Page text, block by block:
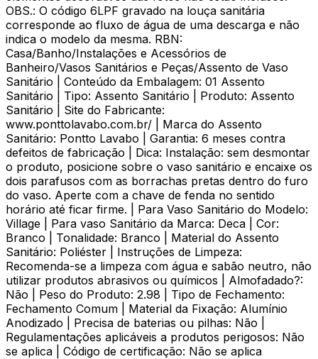
OBS.: O código 6LPF gravado na louça sanitária
corresponde ao fluxo de água de uma descarga e não
indica o modelo da mesma. RBN:
Casa/Banho/Instalações e Acessórios de
Banheiro/Vasos Sanitários e Peças/Assento de Vaso
Sanitário | Conteúdo da Embalagem: 01 Assento
Sanitário | Tipo: Assento Sanitário | Produto: Assento
Sanitário | Site do Fabricante:
www.ponttolavabo.com.br/ | Marca do Assento
Sanitário: Pontto Lavabo | Garantia: 6 meses contra
defeitos de fabricação | Dica: Instalação: sem desmontar
o produto, posicione sobre o vaso sanitário e encaixe os
dois parafusos com as borrachas pretas dentro do furo
do vaso. Aperte com a chave de fenda no sentido
horário até ficar firme. | Para Vaso Sanitário do Modelo:
Village | Para vaso Sanitário da Marca: Deca | Cor:
Branco | Tonalidade: Branco | Material do Assento
Sanitário: Poliéster | Instruções de Limpeza:
Recomenda-se a limpeza com água e sabão neutro, não
utilizar produtos abrasivos ou químicos | Almofadado?:
Não | Peso do Produto: 2.98 | Tipo de Fechamento:
Fechamento Comum | Material da Fixação: Alumínio
Anodizado | Precisa de baterias ou pilhas: Não |
Regulamentações aplicáveis a produtos perigosos: Não
se aplica | Código de certificação: Não se aplica